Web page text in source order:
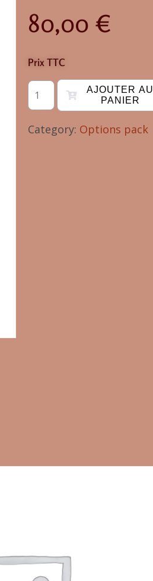
80,00 €
Prix TTC
AJOUTER AU
PANIER
Category: Options pack